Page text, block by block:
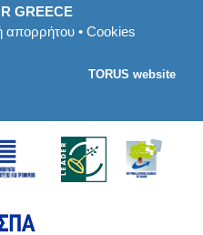
GREECE
απορρήτου• Cookies
TORUS website